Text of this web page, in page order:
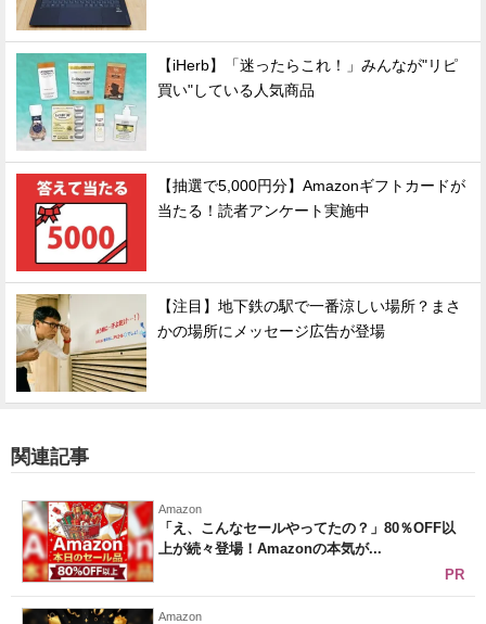
【iHerb】「迷ったらこれ！」みんなが"リピ
買い"している人気商品
【抽選で5,000円分】Amazonギフトカードが
当たる！読者アンケート実施中
【注目】地下鉄の駅で一番涼しい場所？まさ
かの場所にメッセージ広告が登場
関連記事
Amazon
「え、こんなセールやってたの？」80％OFF以
上が続々登場！Amazonの本気が...
PR
Amazon